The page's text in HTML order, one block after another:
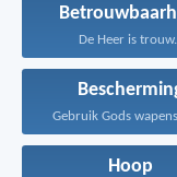
De Heer is
Gebruik Gods
Hoop